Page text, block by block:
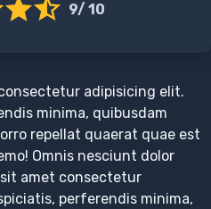
9/ 10
adipisicing elit.
minima, quibusdam
repellat quaerat quae est
Omnis nesciunt dolor
sit amet consectetur
perferendis minima,